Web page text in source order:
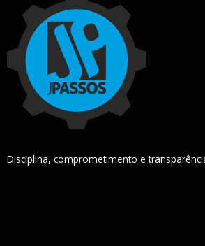
Disciplina, comprometimento e